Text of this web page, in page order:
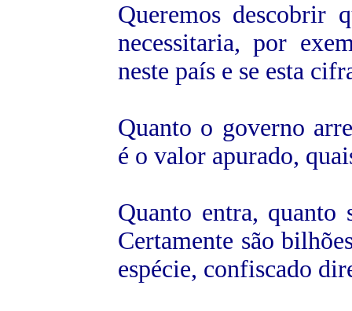
Queremos descobrir
necessitaria, por
neste país e se esta
Quanto o governo
é o valor apurado,
Quanto entra, quanto
Certamente são
espécie, confiscado